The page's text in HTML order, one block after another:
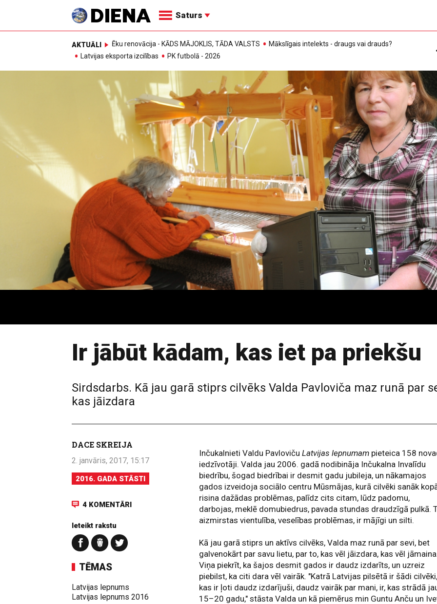
Saturs
AKTUĀLI Ēku renovācija - KĀDS MĀJOKLIS, TĀDA VALSTS
Mākslīgais intelekts - draugs vai drauds?
Latvijas eksporta izcilības
PK futbolā - 2026
Ir jābūt kādam, kas iet pa priekšu
Sirdsdarbs. Kā jau garā stiprs cilvēks Valda Pavloviča maz runā par
kas jāizdara
DACE SKREIJA
2. janvāris, 2017, 15:17
2016. GADA STĀSTI
4 KOMENTĀRI
Ieteikt rakstu
TĒMAS
Latvijas lepnums
Latvijas lepnums 2016
Inčukalnieti Valdu PavlovičuLatvijas lepnumam pieteica 158
iedzīvotāji. Valda jau 2006. gadā nodibināja Inčukalna Invalīdu
biedrību, šogad biedrībai ir desmit gadu jubileja, un nākamajos
gados izveidoja sociālo centru Mūsmājas, kurā cilvēki sanāk
risina dažādas problēmas, palīdz cits citam, lūdz padomu,
darbojas, meklē domubiedrus, pavada stundas draudzīgā pulkā.
aizmirstas vientulība, veselības problēmas, ir mājīgi un silti.
Kā jau garā stiprs un aktīvs cilvēks, Valda maz runā par sevi, bet
galvenokārt par savu lietu, par to, kas vēl jāizdara, kas vēl jāmaina.
Viņa piekrīt, ka šajos desmit gados ir daudz izdarīts, un uzreiz
piebilst, ka citi dara vēl vairāk. "Katrā Latvijas pilsētā ir šādi cilvēki,
kas ir ļoti daudz izdarījuši, daudz vairāk par mani, ir, kas strādā
15–20 gadu," stāsta Valda un kā piemērus min Guntu Anču un